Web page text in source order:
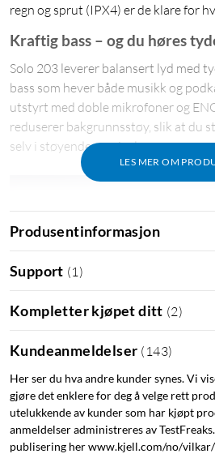
regn og sprut (IPX4) er de klare for
LES MER OM
Kraftig bass – og du høres
Solo 203 leverer balansert lyd med
bass som hever både musikk og
utstyrt med doble mikrofoner og
reduserer bakgrunnsstøy, slik at du
selv i støyende omgivelser.
Produsentinformasjon
Support (1 )
Kompletter kjøpet ditt (2)
Kundeanmeldelser ( 143)
Her ser du hva andre kunder synes. Vi
gjøre det enklere for deg å velge rett
utelukkende av kunder som har kjøpt
anmeldelser administreres av
publisering her www.kjell.com/no/